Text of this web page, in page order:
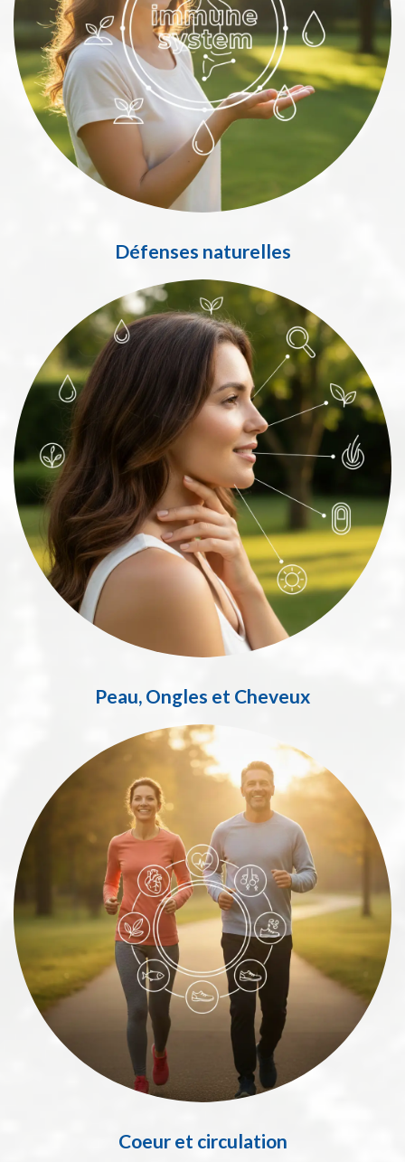
Défenses naturelles
Peau, Ongles et Cheveux
Coeur et circulation